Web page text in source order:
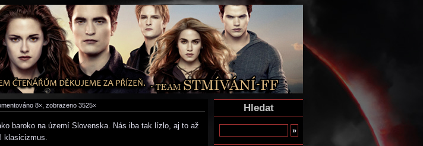
8×, zobrazeno 3525×
baroko na území Slovenska. Nás iba tak lízlo, aj to až
klasicizmus.
Hledat